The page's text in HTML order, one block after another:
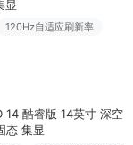
显
120Hz自适应刷新率
酷睿版 14英寸 深空
态 集显